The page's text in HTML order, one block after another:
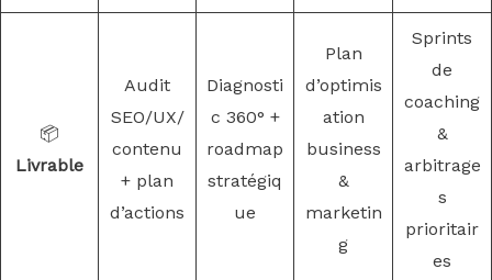
📦
Livrable
Audit
SEO/UX/
contenu
+ plan
d’actions
Diagnosti
c 360° +
roadmap
stratégiq
ue
Plan
d’optimis
ation
business
&
marketin
g
Sprints
de
coaching
&
arbitrage
s
prioritair
es